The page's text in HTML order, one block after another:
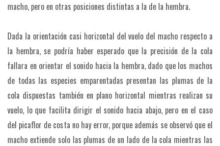
macho, pero en otras posiciones distintas a la de la hembra.
Dada la orientación casi horizontal del vuelo del macho respecto a
la hembra, se podría haber esperado que la precisión de la cola
fallara en orientar el sonido hacia la hembra, dado que los machos
de todas las especies emparentadas presentan las plumas de la
cola dispuestas también en plano horizontal mientras realizan su
vuelo, lo que facilita dirigir el sonido hacia abajo, pero en el caso
del picaflor de costa no hay error, porque además se observó que el
macho extiende solo las plumas de un lado de la cola mientras las